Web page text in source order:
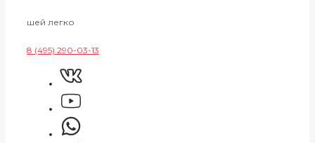
шей легко
8 (495) 290-03-13